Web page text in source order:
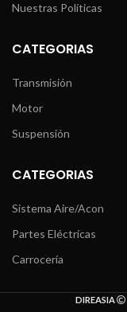
Nuestras Políticas
CATEGORIAS
Transmisión
Motor
Suspensión
CATEGORIAS
Sistema Aire/Acon
Partes Eléctricas
Carrocería
DIREASIA